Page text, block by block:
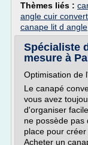
Thèmes liés :
angle cuir
canape lit d angle
Spécialiste
mesure à
Optimisation de
Le canapé
vous avez
d'organiser
ne possède pas
place pour
Acheter un